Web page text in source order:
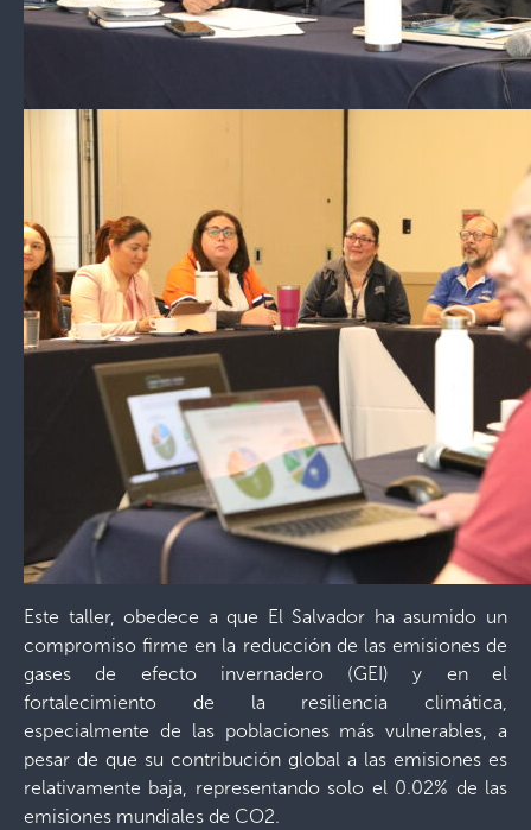
Este taller, obedece a que El Salvador ha asumido un
compromiso firme en la reducción de las emisiones de
gases de efecto invernadero (GEI) y en el
fortalecimiento de la resiliencia climática,
especialmente de las poblaciones más vulnerables, a
pesar de que su contribución global a las emisiones es
relativamente baja, representando solo el 0.02% de las
emisiones mundiales de CO2.